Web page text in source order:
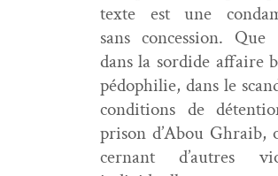
texte est une
sans con­ces­sion.
dans la sor­dide affaire
pédophilie, dans le
con­di­tions de
prison d’Abou
cer­nant d’autres